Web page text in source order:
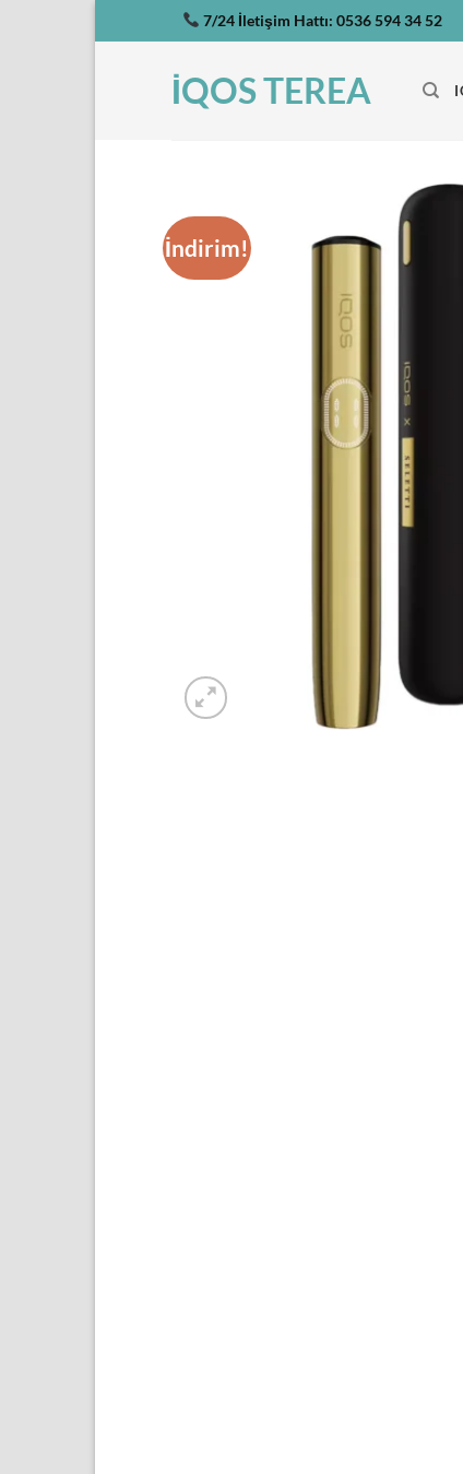
atla
7/24 İletişim Hattı: 0536 594 34 52
İQOS TEREA
İndirim!